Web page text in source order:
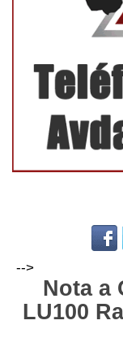
-->
Nota a
LU100